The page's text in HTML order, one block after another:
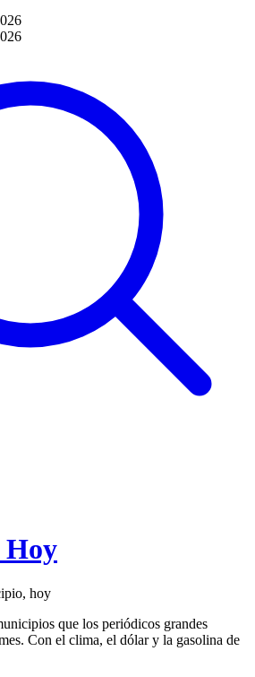
Hoy
hoy
que los periódicos grandes
Con el clima, el dólar y la gasolina de